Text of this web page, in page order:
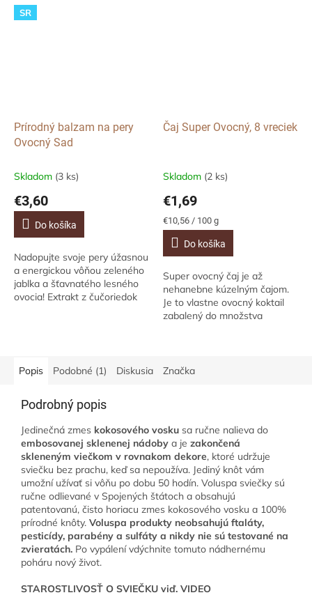
SR
Prírodný balzam na pery
Ovocný Sad
Skladom (3 ks)
€3,60
Do košíka
Nadopujte svoje pery úžasnou
a energickou vôňou zeleného
jablka a šťavnatého lesného
ovocia! Extrakt z čučoriedok
Čaj Super Ovocný, 8 vreciek
Skladom (2 ks)
€1,69
Jednotková
cena:
€10,56 / 100 g
Do košíka
Super ovocný čaj je až
nehanebne kúzelným čajom.
Je to vlastne ovocný koktail
zabalený do množstva
Popis
Podobné (1) Diskusia Značka
Podrobný popis
Jedinečná zmes kokosového vosku sa ručne nalieva do
embosovanej sklenenej nádoby a je zakončená
skleneným viečkom v rovnakom dekore, ktoré udržuje
sviečku bez prachu, keď sa nepoužíva. Jediný knôt vám
umožní užívať si vôňu po dobu 50 hodín. Voluspa sviečky sú
ručne odlievané v Spojených štátoch a obsahujú
patentovanú, čisto horiacu zmes kokosového vosku a 100%
prírodné knôty. Voluspa produkty neobsahujú ftaláty,
pesticídy, parabény a sulfáty a nikdy nie sú testované na
zvieratách. Po vypálení vdýchnite tomuto nádhernému
poháru nový život.
STAROSTLIVOSŤ O SVIEČKU viď. VIDEO